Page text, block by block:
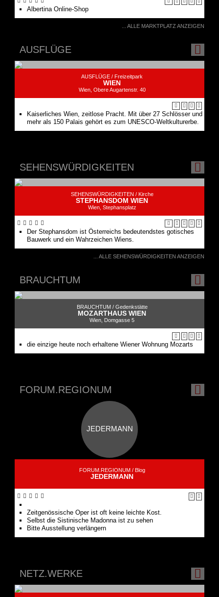
AUSFLÜGE
Kaiserliches Wien, zeitlose Pracht. Mit über 27 Schlösser und
mehr als 150 Palais gehört es zum UNESCO-Weltkulturerbe.
SEHENSWÜRDIGKEITEN /
STEPHANSDOM WIEN
Der Stephansdom ist Österreichs bedeutendstes gotisches
Bauwerk und ein Wahrzeichen Wiens.
... ALLE SEHENSWÜRDIGKEITEN ANZEIGEN
BRAUCHTUM
BRAUCHTUM /
MOZARTHAUS WIEN
die einzige heute noch erhaltene Wiener Wohnung Mozarts
FORUM.REGIONUM / Blog
JEDERMANN
Zeitgenössische Oper ist oft keine leichte Kost.
Selbst die Sistinische Madonna ist zu sehen
Bitte Ausstellung verlängern
AUSSTELLUNGEN /